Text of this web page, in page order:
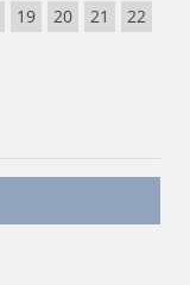
19 20 21
22